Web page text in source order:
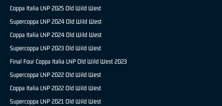
Coppa Italia LNP 2025 Old Wild West
Supercoppa LNP 2024 Old Wild West
Coppa Italia LNP 2024 Old Wild West
Supercoppa LNP 2023 Old Wild West
Final Four Coppa Italia LNP Old Wild West 2023
Supercoppa LNP 2022 Old Wild West
Coppa Italia LNP 2022 Old Wild West
Supercoppa LNP 2021 Old Wild West